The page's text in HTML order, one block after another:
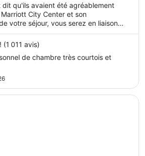
par
nuit
août.
dit qu'ils avaient été agréablement
City Center et son
votre séjour, vous serez en liaison
des congrès et à seulement quelques
Oakland Convention Center. Dans cet
de prestations de choix
à Internet gratuit et un restaurant, sans
ouverte 24 h/24. Cet
des services et équipements pour
la nourriture.
(1 011 avis)
de chambre très courtois et
fenêtre
Francisco Bay